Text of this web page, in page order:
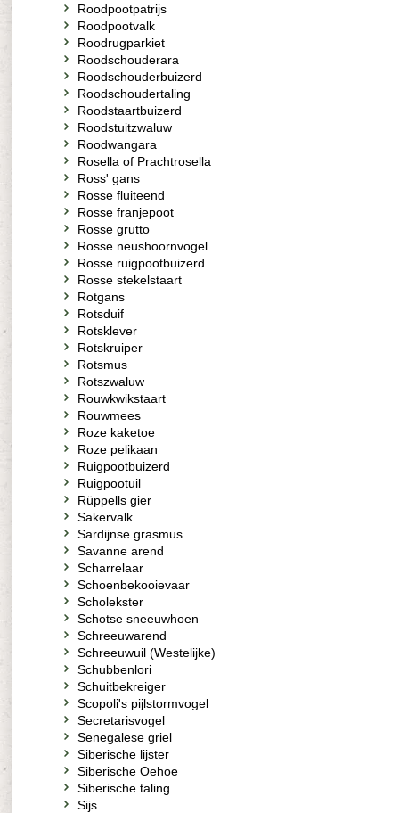
Roodpootpatrijs
Roodpootvalk
Roodrugparkiet
Roodschouderara
Roodschouderbuizerd
Roodschoudertaling
Roodstaartbuizerd
Roodstuitzwaluw
Roodwangara
Rosella of Prachtrosella
Ross' gans
Rosse fluiteend
Rosse franjepoot
Rosse grutto
Rosse neushoornvogel
Rosse ruigpootbuizerd
Rosse stekelstaart
Rotgans
Rotsduif
Rotsklever
Rotskruiper
Rotsmus
Rotszwaluw
Rouwkwikstaart
Rouwmees
Roze kaketoe
Roze pelikaan
Ruigpootbuizerd
Ruigpootuil
Rüppells gier
Sakervalk
Sardijnse grasmus
Savanne arend
Scharrelaar
Schoenbekooievaar
Scholekster
Schotse sneeuwhoen
Schreeuwarend
Schreeuwuil (Westelijke)
Schubbenlori
Schuitbekreiger
Scopoli's pijlstormvogel
Secretarisvogel
Senegalese griel
Siberische lijster
Siberische Oehoe
Siberische taling
Sijs